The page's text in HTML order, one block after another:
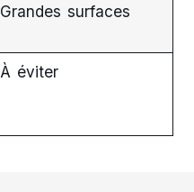
Grandes surfaces
À éviter